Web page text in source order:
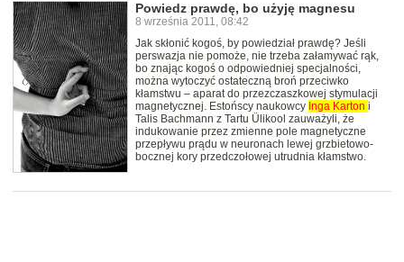
Powiedz prawdę, bo użyję magnesu
8 września 2011, 08:42
Jak skłonić kogoś, by powiedział prawdę? Jeśli
perswazja nie pomoże, nie trzeba załamywać rąk,
bo znając kogoś o odpowiedniej specjalności,
można wytoczyć ostateczną broń przeciwko
kłamstwu – aparat do przezczaszkowej stymulacji
magnetycznej. Estońscy naukowcy Inga Karton i
Talis Bachmann z Tartu Ülikool zauważyli, że
indukowanie przez zmienne pole magnetyczne
przepływu prądu w neuronach lewej grzbietowo-
bocznej kory przedczołowej utrudnia kłamstwo.